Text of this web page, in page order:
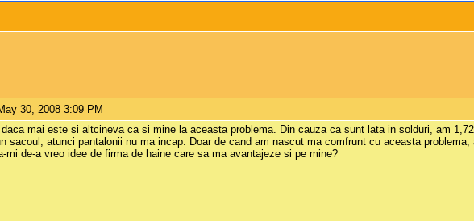
30, 2008 3:09 PM
mai este si altcineva ca si mine la aceasta problema. Din cauza ca sunt lata in solduri, am
sacoul, atunci pantalonii nu ma incap. Doar de cand am nascut ma comfrunt cu aceasta
mi de-a vreo idee de firma de haine care sa ma avantajeze si pe mine?